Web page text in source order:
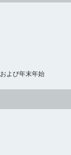
よび年末年始